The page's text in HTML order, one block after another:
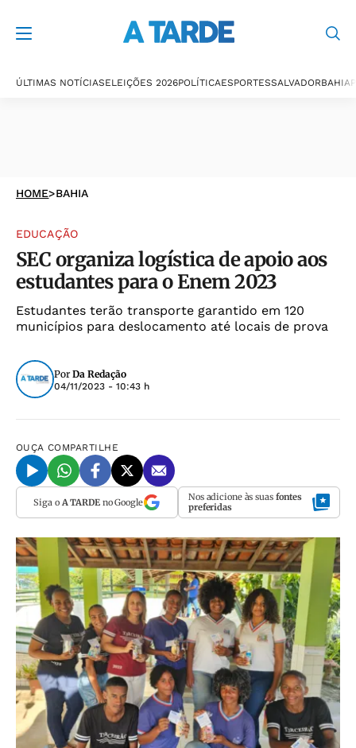
ÚLTIMAS NOTÍCIASELEIÇÕES 2026POLÍTICAESPORTESSALVADORBAHIA
HOME>BAHIA
EDUCAÇÃO
SEC organiza logística de apoio aos
estudantes para o Enem 2023
Estudantes terão transporte garantido em 120
municípios para deslocamento até locais de prova
Por Da Redação
04/11/2023 - 10:43 h
OUÇA COMPARTILHE
Siga o A TARDEno Google Nos adicione às suas fontes
preferidas